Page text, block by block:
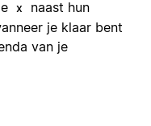
x
naast hun
je klaar bent
van je